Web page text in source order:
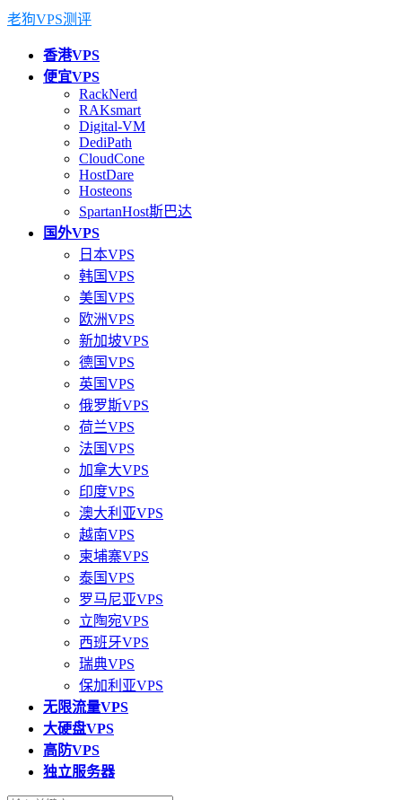
老狗VPS测评
香港VPS
便宜VPS
RackNerd
RAKsmart
Digital-VM
DediPath
CloudCone
HostDare
Hosteons
SpartanHost斯巴达
国外VPS
日本VPS
韩国VPS
美国VPS
欧洲VPS
新加坡VPS
德国VPS
英国VPS
俄罗斯VPS
荷兰VPS
法国VPS
加拿大VPS
印度VPS
澳大利亚VPS
越南VPS
柬埔寨VPS
泰国VPS
罗马尼亚VPS
立陶宛VPS
西班牙VPS
瑞典VPS
保加利亚VPS
无限流量VPS
大硬盘VPS
高防VPS
独立服务器